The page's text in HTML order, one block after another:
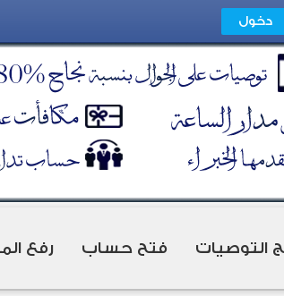
التوصيات فتح حساب رفع